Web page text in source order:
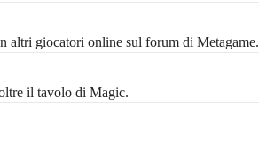
altri giocatori online sul forum di Metagame.
il tavolo di Magic.